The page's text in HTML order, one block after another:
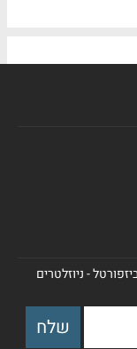
- ניוזלטרים